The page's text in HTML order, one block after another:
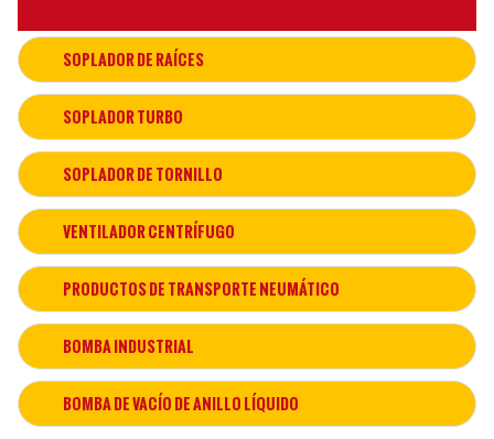
SOPLADOR DE RAÍCES
SOPLADOR TURBO
SOPLADOR DE TORNILLO
VENTILADOR CENTRÍFUGO
PRODUCTOS DE TRANSPORTE NEUMÁTICO
BOMBA INDUSTRIAL
BOMBA DE VACÍO DE ANILLO LÍQUIDO